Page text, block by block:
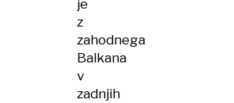
je
z
zahodnega
Balkana
v
zadnjih